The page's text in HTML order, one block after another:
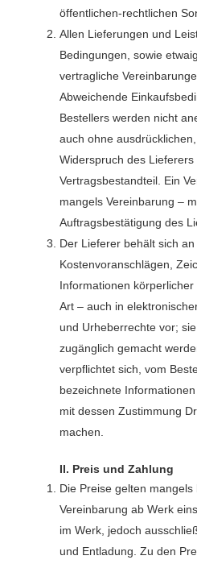
öffentlichen-rechtlichen
Allen Lieferungen und
Bedingungen, sowie
vertragliche
Abweichende
Bestellers werden nicht
auch ohne
Widerspruch des Lieferers
Vertragsbestandteil. Ein
mangels Vereinbarung –
Auftragsbestätigung des
Der Lieferer behält sich an
Kostenvoranschlägen,
Informationen
Art – auch in
und Urheberrechte vor;
zugänglich gemacht
verpflichtet sich, vom
bezeichnete
mit dessen Zustimmung
machen.
II. Preis und Zahlung
Die Preise gelten
Vereinbarung ab Werk
im Werk, jedoch
und Entladung. Zu den